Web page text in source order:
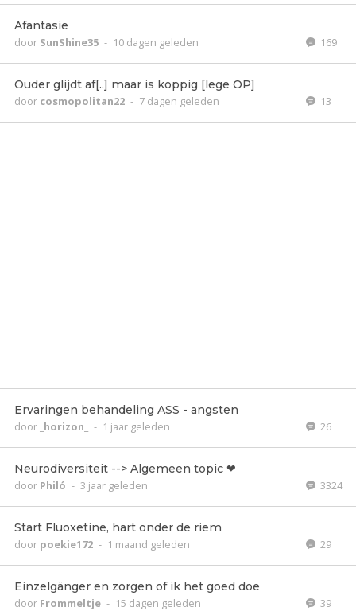
Afantasie
door SunShine35 - 10 dagen geleden 169
Ouder glijdt af[..] maar is koppig [lege OP]
door cosmopolitan22 - 7 dagen geleden 13
Ervaringen behandeling ASS - angsten
door _horizon_ - 1 jaar geleden 26
Neurodiversiteit --> Algemeen topic ❤
door Philó - 3 jaar geleden 3324
Start Fluoxetine, hart onder de riem
door poekie172 - 1 maand geleden 29
Einzelgänger en zorgen of ik het goed doe
door Frommeltje - 15 dagen geleden 39